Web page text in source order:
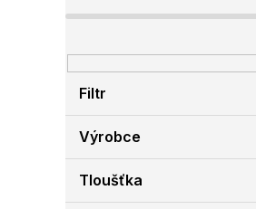
a
n
í
a
Filtr
Výrobce
Tloušťka